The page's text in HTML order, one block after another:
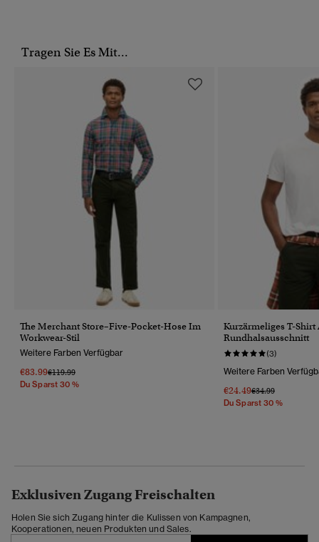
Tragen Sie Es Mit...
The Merchant Store–Five-Pocket-Hose Im
Workwear-Stil
Weitere Farben Verfügbar
€83.99Preis Wurde Reduziert Von
€119.99Bis
Du Sparst 30 %
Kurzärmeliges T-
Rundhalsausschnitt
(3)
Weitere Farben
€24.49Preis Wurde
€34.99Bis
Du Sparst 30 %
Exklusiven Zugang Freischalten
Holen Sie sich Zugang hinter die Kulissen von Kampagnen,
Kooperationen, neuen Produkten und Sales.